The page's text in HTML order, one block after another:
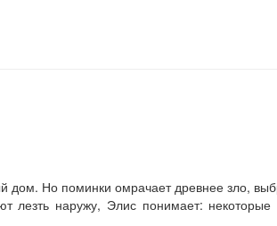
дом. Но поминки омрачает древнее зло,
лезть наружу, Элис понимает: некоторые